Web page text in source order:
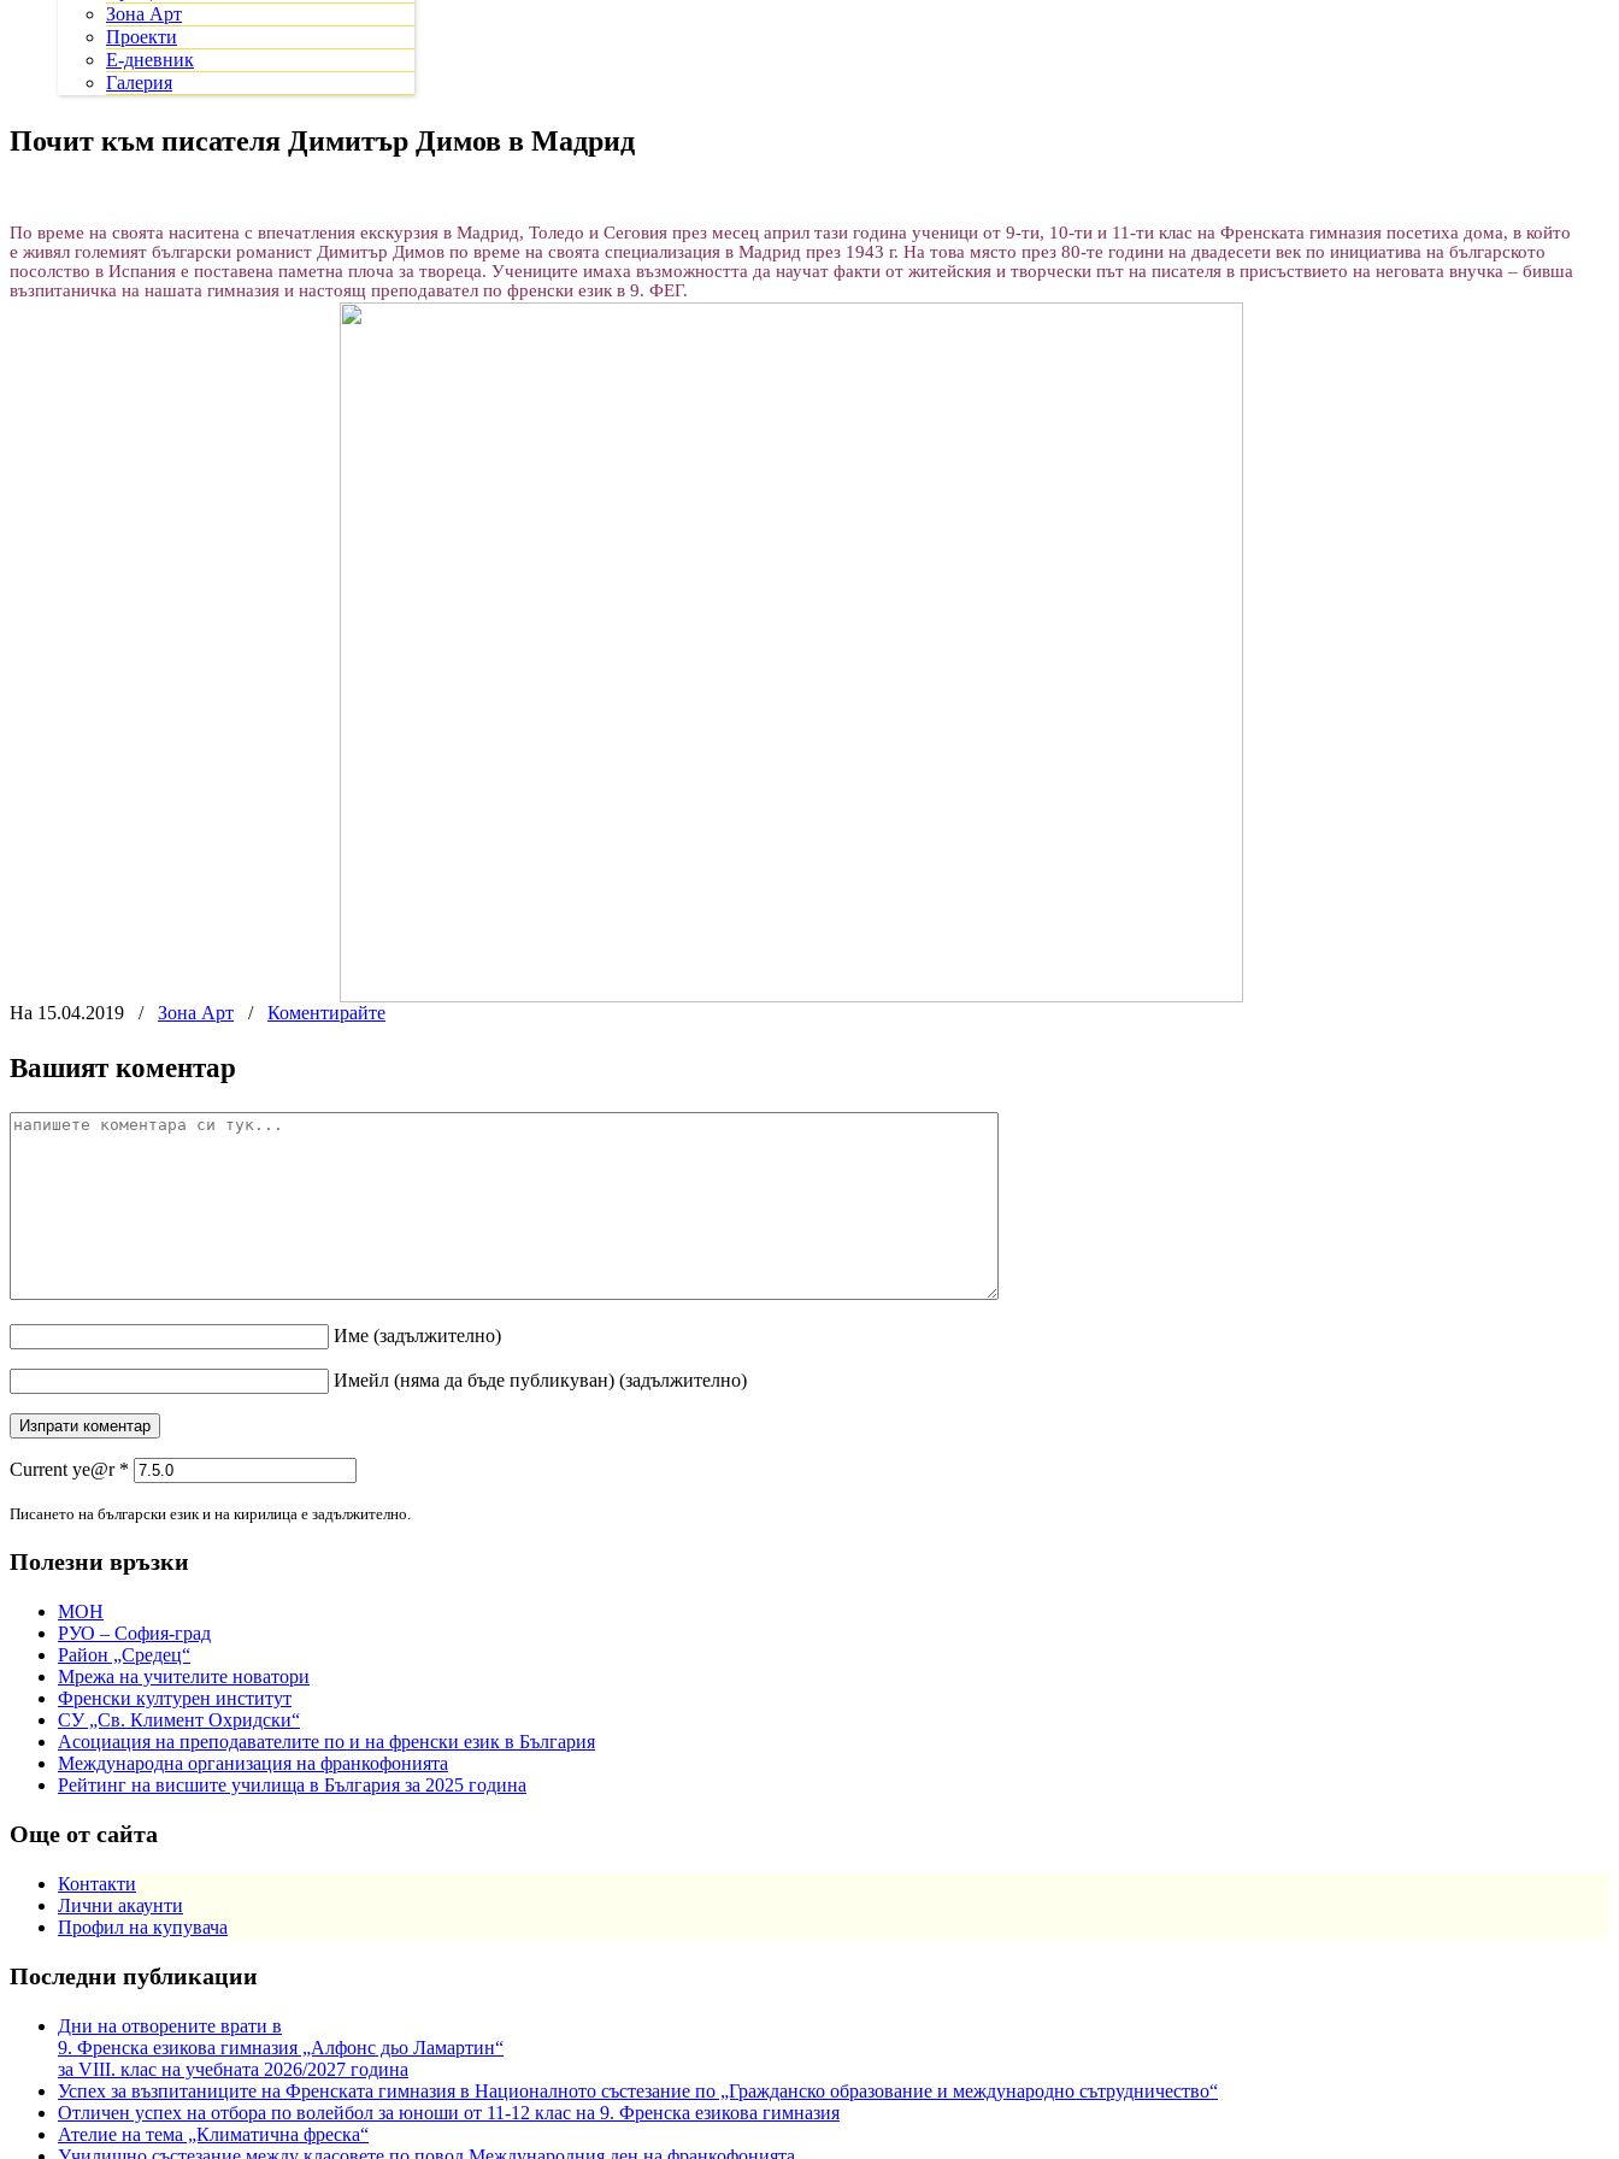
Зона Арт
Проекти
Е-дневник
Галерия
Почит към писателя Димитър Димов в Мадрид
По време на своята наситена с впечатления екскурзия в Мадрид, Толедо и Сеговия през месец април тази година ученици от 9-ти, 10-ти и 11-ти клас на Френската гимназия посетиха дома, в който
е живял големият български романист Димитър Димов по време на своята специализация в Мадрид през 1943 г. На това място през 80-те години на двадесети век по инициатива на българското
посолство в Испания е поставена паметна плоча за твореца. Учениците имаха възможността да научат факти от житейския и творчески път на писателя в присъствието на неговата внучка – бивша
възпитаничка на нашата гимназия и настоящ преподавател по френски език в 9. ФЕГ.
На 15.04.2019 / Зона Арт / Коментирайте
Вашият коментар
Име (задължително)
Имейл (няма да бъде публикуван) (задължително)
Current ye@r *
Писането на български език и на кирилица е задължително.
Полезни връзки
МОН
РУО – София-град
Район „Средец“
Мрежа на учителите новатори
Френски културен институт
СУ „Св. Климент Охридски“
Асоциация на преподавателите по и на френски език в България
Международна организация на франкофонията
Рейтинг на висшите училища в България за 2025 година
Още от сайта
Контакти
Лични акаунти
Профил на купувача
Последни публикации
Дни на отворените врати в
9. Френска езикова гимназия „Алфонс дьо Ламартин“
за VIII. клас на учебната 2026/2027 година
Успех за възпитаниците на Френската гимназия в Националното състезание по „Гражданско образование и международно сътрудничество“
Отличен успех на отбора по волейбол за юноши от 11-12 клас на 9. Френска езикова гимназия
Ателие на тема „Климатична фреска“